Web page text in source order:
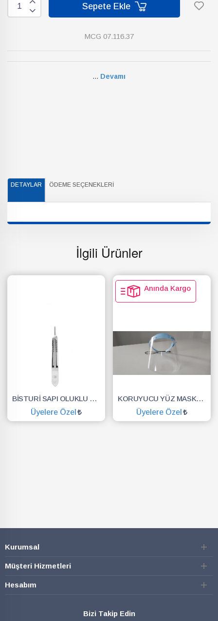
Sepete Ekle
MCG 07.116.37
... Devamı
DETAYLAR ÖDEME SEÇENEKLERI
İlgili Ürünler
BİSTURİ SAPI OLUKLU NO.3
Üyelere Özel
Anında Kargo
KORUYUCU YÜZ MASKESİ SİPERLİK.YÜZ KALKANI.DENTAL MASKE
Üyelere Özel
Kurumsal
Müşteri Hizmetleri
Hesabım
Bizi Takip Edin